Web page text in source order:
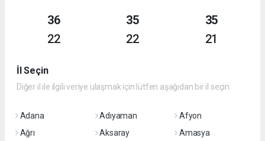
36
22
35
22
35
21
İl Seçin
Diğer il ile ilgili veriye ulaşmak için lütfen aşağıdan bir il seçin
Adana Adıyaman
Afyon
Ağrı
Aksaray
Amasya